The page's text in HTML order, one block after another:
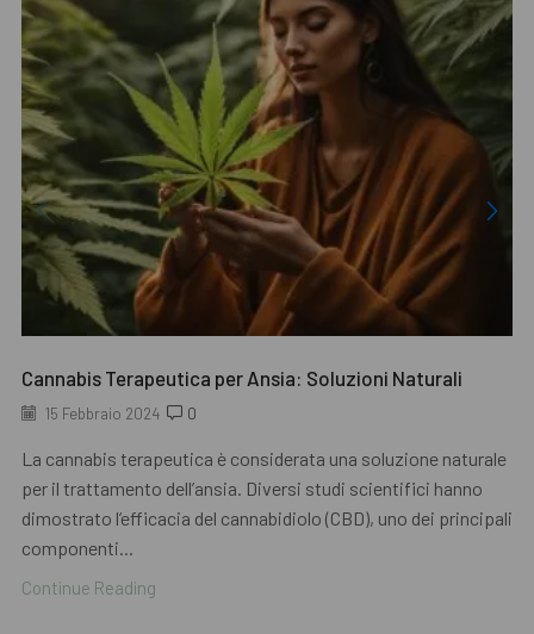
Cannabis Terapeutica per Ansia: Soluzioni Naturali
15 Febbraio 2024 0
La cannabis terapeutica è considerata una soluzione naturale
per il trattamento dell’ansia. Diversi studi scientifici hanno
dimostrato l’efficacia del cannabidiolo (CBD), uno dei principali
componenti...
Continue Reading